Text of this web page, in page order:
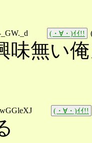
(・∀・)ｲｲ!!
味無い
(・∀・)ｲｲ!!